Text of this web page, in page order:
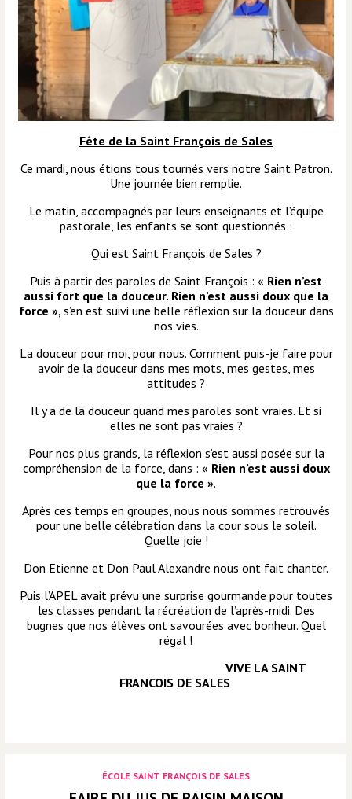
Fête de la Saint François de Sales
Ce mardi, nous étions tous tournés vers notre Saint Patron.
Une journée bien remplie.
Le matin, accompagnés par leurs enseignants et l’équipe
pastorale, les enfants se sont questionnés :
Qui est Saint François de Sales ?
Puis à partir des paroles de Saint François : « Rien n’est
aussi fort que la douceur. Rien n’est aussi doux que la
force », s’en est suivi une belle réflexion sur la douceur dans
nos vies.
La douceur pour moi, pour nous. Comment puis-je faire pour
avoir de la douceur dans mes mots, mes gestes, mes
attitudes ?
Il y a de la douceur quand mes paroles sont vraies. Et si
elles ne sont pas vraies ?
Pour nos plus grands, la réflexion s’est aussi posée sur la
compréhension de la force, dans : « Rien n’est aussi doux
que la force ».
Après ces temps en groupes, nous nous sommes retrouvés
pour une belle célébration dans la cour sous le soleil.
Quelle joie !
Don Etienne et Don Paul Alexandre nous ont fait chanter.
Puis l’APEL avait prévu une surprise gourmande pour toutes
les classes pendant la récréation de l’après-midi. Des
bugnes que nos élèves ont savourées avec bonheur. Quel
régal !
VIVE LA SAINT
FRANCOIS DE SALES
ÉCOLE SAINT FRANÇOIS DE SALES